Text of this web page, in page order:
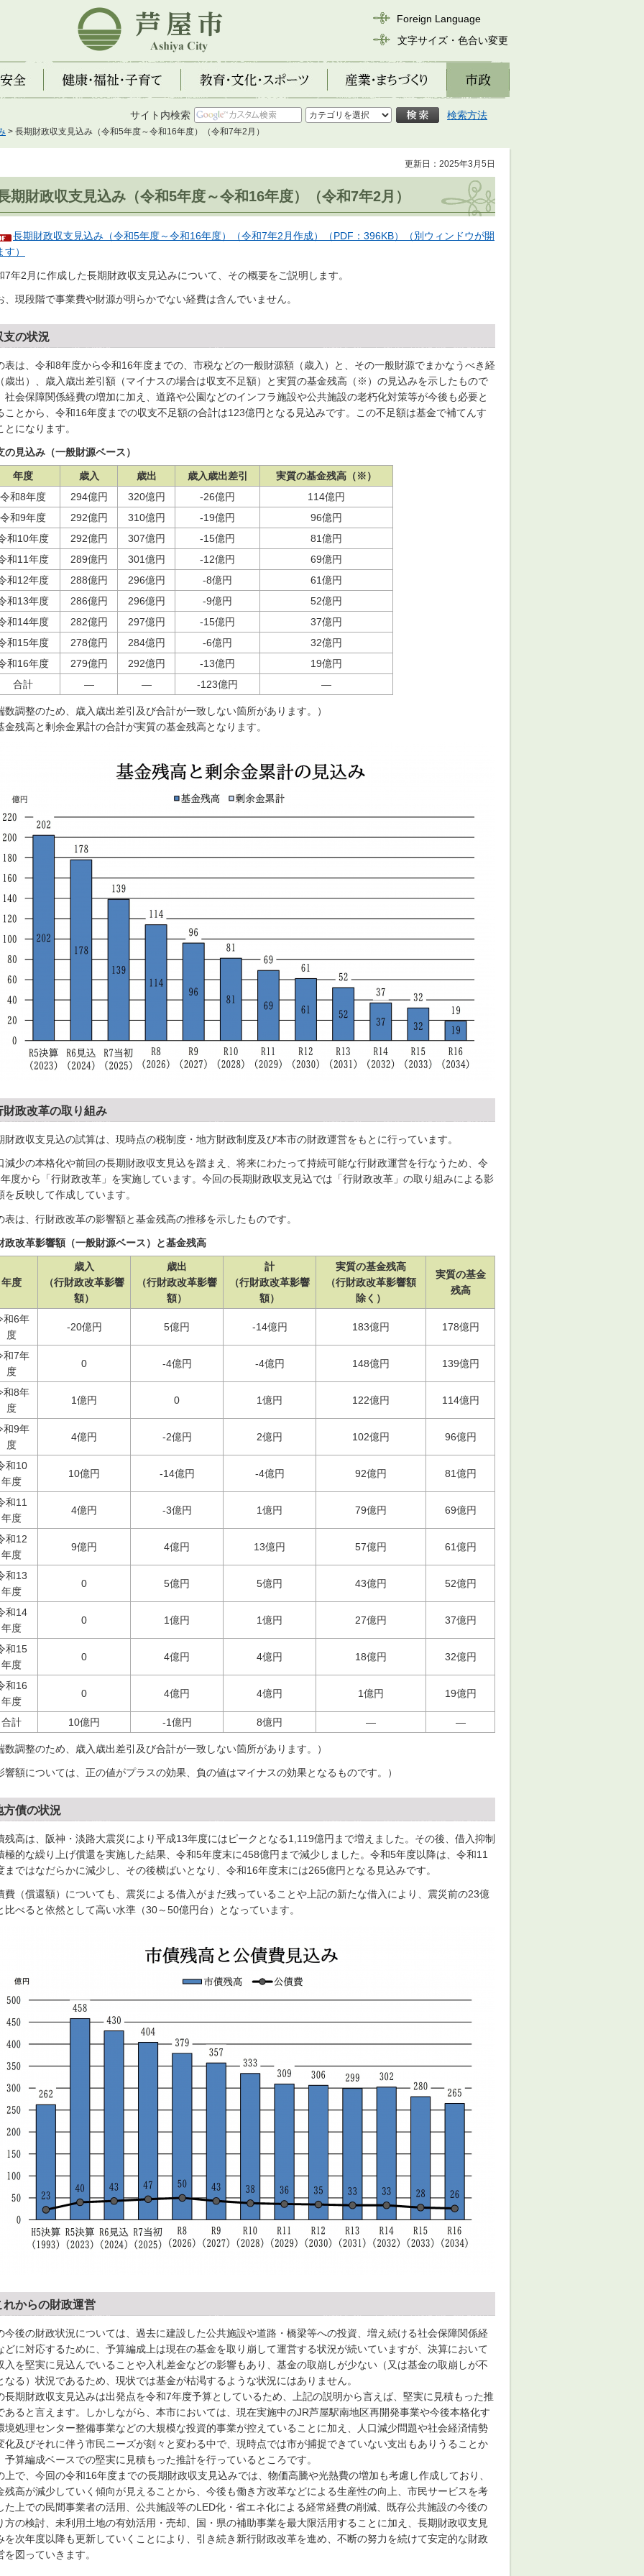
芦屋市
Foreign Language
文字サイズ・色合い変更
健康・福祉・子育て 教育・文化・スポーツ 産業・まちづくり 市政
サイト内検索 検索方法
> 長期財政収支見込み（令和5年度～令和16年度）（令和7年2月）
更新日：2025年3月5日
期財政収支見込み（令和5年度～令和16年度）（令和7年2月）
長期財政収支見込み（令和5年度～令和16年度）（令和7年2月作成）（PDF：396KB）（別ウィンドウが開
す）
7年2月に作成した長期財政収支見込みについて、その概要をご説明します。
、現段階で事業費や財源が明らかでない経費は含んでいません。
支の状況
表は、令和8年度から令和16年度までの、市税などの一般財源額（歳入）と、その一般財源でまかなうべき経
歳出）、歳入歳出差引額（マイナスの場合は収支不足額）と実質の基金残高（※）の見込みを示したもので
社会保障関係経費の増加に加え、道路や公園などのインフラ施設や公共施設の老朽化対策等が今後も必要と
ことから、令和16年度までの収支不足額の合計は123億円となる見込みです。この不足額は基金で補てんす
とになります。
の見込み（一般財源ベース）
年度 歳入 歳出 歳入歳出差引
実質の基金残高（※）
令和8年度
294億円 320億円 -26億円
114億円
令和9年度
292億円 310億円 -19億円
96億円
和10年度
292億円 307億円 -15億円
81億円
和11年度
289億円 301億円 -12億円
69億円
和12年度
288億円 296億円 -8億円
61億円
和13年度
286億円 296億円 -9億円
52億円
和14年度
282億円 297億円 -15億円
37億円
和15年度
278億円 284億円 -6億円
32億円
和16年度
279億円 292億円 -13億円
19億円
合計
― ― -123億円 ―
数調整のため、歳入歳出差引及び合計が一致しない箇所があります。）
残高と剰余金累計の合計が実質の基金残高となります。
財政改革の取り組み
財政収支見込の試算は、現時点の税制度・地方財政制度及び本市の財政運営をもとに行っています。
減少の本格化や前回の長期財政収支見込を踏まえ、将来にわたって持続可能な行財政運営を行なうため、令
度から「行財政改革」を実施しています。今回の長期財政収支見込では「行財政改革」の取り組みによる影
を反映して作成しています。
表は、行財政改革の影響額と基金残高の推移を示したものです。
政改革影響額（一般財源ベース）と基金残高
年度
歳入
（行財政改革影響
額）
歳出
（行財政改革影響
額）
計
（行財政改革影響
額）
実質の基金残高
（行財政改革影響額
除く）
実質の基金
残高
和6年
度
-20億円 5億円 -14億円 183億円 178億円
和7年
度
0 -4億円 -4億円 148億円 139億円
和8年
度
1億円 0 1億円 122億円 114億円
和9年
度
4億円 -2億円 2億円 102億円 96億円
和10
年度
10億円 -14億円 -4億円 92億円 81億円
和11
年度
4億円 -3億円 1億円 79億円 69億円
和12
年度
9億円 4億円 13億円 57億円 61億円
和13
年度
0 5億円 5億円 43億円 52億円
和14
年度
0 1億円 1億円 27億円 37億円
和15
年度
0 4億円 4億円 18億円 32億円
和16
年度
0 4億円 4億円 1億円 19億円
合計 10億円 -1億円 8億円 ― ―
数調整のため、歳入歳出差引及び合計が一致しない箇所があります。）
響額については、正の値がプラスの効果、負の値はマイナスの効果となるものです。）
方債の状況
残高は、阪神・淡路大震災により平成13年度にはピークとなる1,119億円まで増えました。その後、借入抑制
極的な繰り上げ償還を実施した結果、令和5年度末に458億円まで減少しました。令和5年度以降は、令和11
まではなだらかに減少し、その後横ばいとなり、令和16年度末には265億円となる見込みです。
費（償還額）についても、震災による借入がまだ残っていることや上記の新たな借入により、震災前の23億
比べると依然として高い水準（30～50億円台）となっています。
れからの財政運営
今後の財政状況については、過去に建設した公共施設や道路・橋梁等への投資、増え続ける社会保障関係経
どに対応するために、予算編成上は現在の基金を取り崩して運営する状況が続いていますが、決算において
入を堅実に見込んでいることや入札差金などの影響もあり、基金の取崩しが少ない（又は基金の取崩しが不
なる）状況であるため、現状では基金が枯渇するような状況にはありません。
長期財政収支見込みは出発点を令和7年度予算としているため、上記の説明から言えば、堅実に見積もった推
あると言えます。しかしながら、本市においては、現在実施中のJR芦屋駅南地区再開発事業や今後本格化す
境処理センター整備事業などの大規模な投資的事業が控えていることに加え、人口減少問題や社会経済情勢
化及びそれに伴う市民ニーズが刻々と変わる中で、現時点では市が捕捉できていない支出もありうることか
予算編成ベースでの堅実に見積もった推計を行っているところです。
上で、今回の令和16年度までの長期財政収支見込みでは、物価高騰や光熱費の増加も考慮し作成しており、
残高が減少していく傾向が見えることから、今後も働き方改革などによる生産性の向上、市民サービスを考
た上での民間事業者の活用、公共施設等のLED化・省エネ化による経常経費の削減、既存公共施設の今後の
方の検討、未利用土地の有効活用・売却、国・県の補助事業を最大限活用することに加え、長期財政収支見
を次年度以降も更新していくことにより、引き続き新行財政改革を進め、不断の努力を続けて安定的な財政
を図っていきます。